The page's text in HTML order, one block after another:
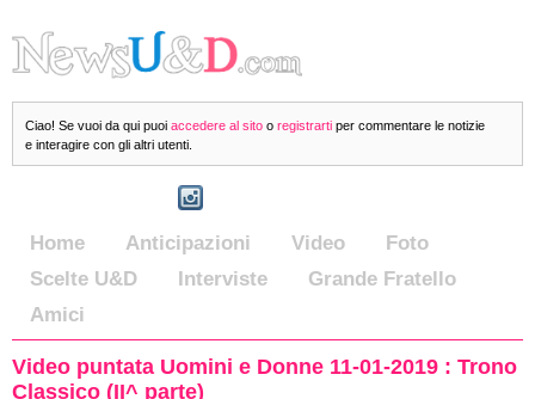
Ciao! Se vuoi da qui puoi accedere al sito o registrarti per commentare le notizie
e interagire con gli altri utenti.
Home Anticipazioni Video
Foto
Scelte U&D
Interviste
Grande Fratello
Amici
Video puntata Uomini e Donne 11-01-2019 : Trono
Classico (II^ parte)